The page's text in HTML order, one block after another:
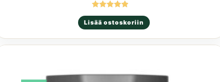
519,00 €.
Arvostelu
tuotteesta:
Lisää ostoskoriin